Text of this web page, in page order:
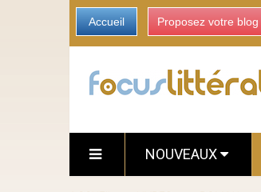
Accueil Proposez votre blog
NOUVEAUX